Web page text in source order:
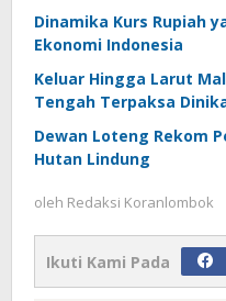
Dinamika Kurs Rupiah
Ekonomi Indonesia
Keluar Hingga Larut
Tengah Terpaksa
Dewan Loteng Rekom
Hutan Lindung
oleh Redaksi Koranlombok
Ikuti Kami Pada